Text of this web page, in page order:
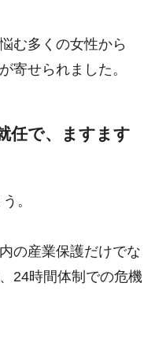
む多くの女性から
寄せられました。
任で、ますます
。
の産業保護だけでな
24時間体制での危機